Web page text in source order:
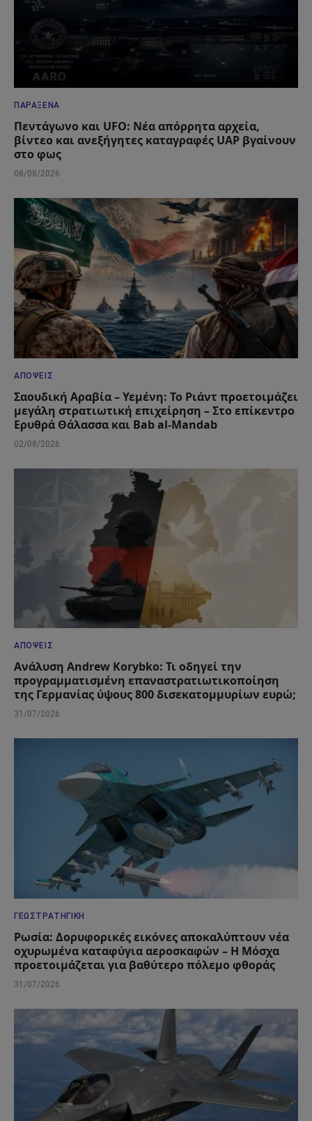
ΠΑΡΆΞΕΝΑ
Πεντάγωνο και UFO: Νέα απόρρητα αρχεία,
βίντεο και ανεξήγητες καταγραφές UAP βγαίνουν
στο φως
08/08/2026
ΑΠΌΨΕΙΣ
Σαουδική Αραβία – Υεμένη: Το Ριάντ προετοιμάζει
μεγάλη στρατιωτική επιχείρηση – Στο επίκεντρο
Ερυθρά Θάλασσα και Bab al-Mandab
02/08/2026
ΑΠΌΨΕΙΣ
Ανάλυση Andrew Korybko: Τι οδηγεί την
προγραμματισμένη επαναστρατιωτικοποίηση
της Γερμανίας ύψους 800 δισεκατομμυρίων ευρώ;
31/07/2026
ΓΕΩΣΤΡΑΤΗΓΙΚΉ
Ρωσία: Δορυφορικές εικόνες αποκαλύπτουν νέα
οχυρωμένα καταφύγια αεροσκαφών – Η Μόσχα
προετοιμάζεται για βαθύτερο πόλεμο φθοράς
31/07/2026